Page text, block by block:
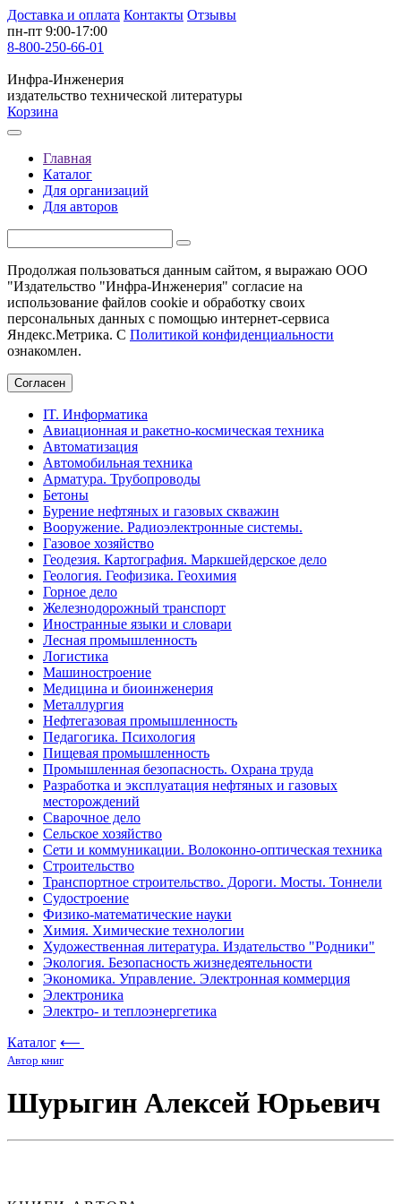
Доставка и оплата Контакты Отзывы
пн-пт 9:00-17:00
8-800-250-66-01
Инфра-Инженерия
издательство технической литературы
Корзина
Главная
Каталог
Для организаций
Для авторов
Продолжая пользоваться данным сайтом, я выражаю ООО
"Издательство "Инфра-Инженерия" согласие на
использование файлов cookie и обработку своих
персональных данных с помощью интернет-сервиса
Яндекс.Метрика. С Политикой конфиденциальности
ознакомлен.
Согласен
IT. Информатика
Авиационная и ракетно-космическая техника
Автоматизация
Автомобильная техника
Арматура. Трубопроводы
Бетоны
Бурение нефтяных и газовых скважин
Вооружение. Радиоэлектронные системы.
Газовое хозяйство
Геодезия. Картография. Маркшейдерское дело
Геология. Геофизика. Геохимия
Горное дело
Железнодорожный транспорт
Иностранные языки и словари
Лесная промышленность
Логистика
Машиностроение
Медицина и биоинженерия
Металлургия
Нефтегазовая промышленность
Педагогика. Психология
Пищевая промышленность
Промышленная безопасность. Охрана труда
Разработка и эксплуатация нефтяных и газовых
месторождений
Сварочное дело
Сельское хозяйство
Сети и коммуникации. Волоконно-оптическая техника
Строительство
Транспортное строительство. Дороги. Мосты. Тоннели
Судостроение
Физико-математические науки
Химия. Химические технологии
Художественная литература. Издательство "Родники"
Экология. Безопасность жизнедеятельности
Экономика. Управление. Электронная коммерция
Электроника
Электро- и теплоэнергетика
Каталог ⟵
Автор книг
Шурыгин Алексей Юрьевич